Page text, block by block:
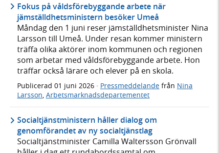
Fokus på våldsförebyggande arbete när
jämställdhetsministern besöker Umeå
Måndag den 1 juni reser jämställdhetsminister Nina
Larsson till Umeå. Under resan kommer ministern
träffa olika aktörer inom kommunen och regionen
som arbetar med våldsförebyggande arbete. Hon
träffar också lärare och elever på en skola.
Publicerad 01 juni 2026 · Pressmeddelande från Nina
Larsson Arbetsmarknadsdepartementet
Socialtjänstministern håller dialog om
genomförandet av ny socialtjänstlag
Socialtjänstminister Camilla Waltersson Grönvall